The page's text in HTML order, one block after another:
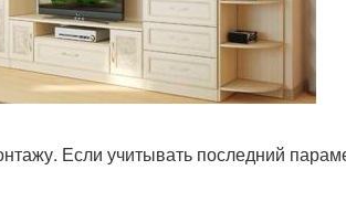
Если учитывать последний